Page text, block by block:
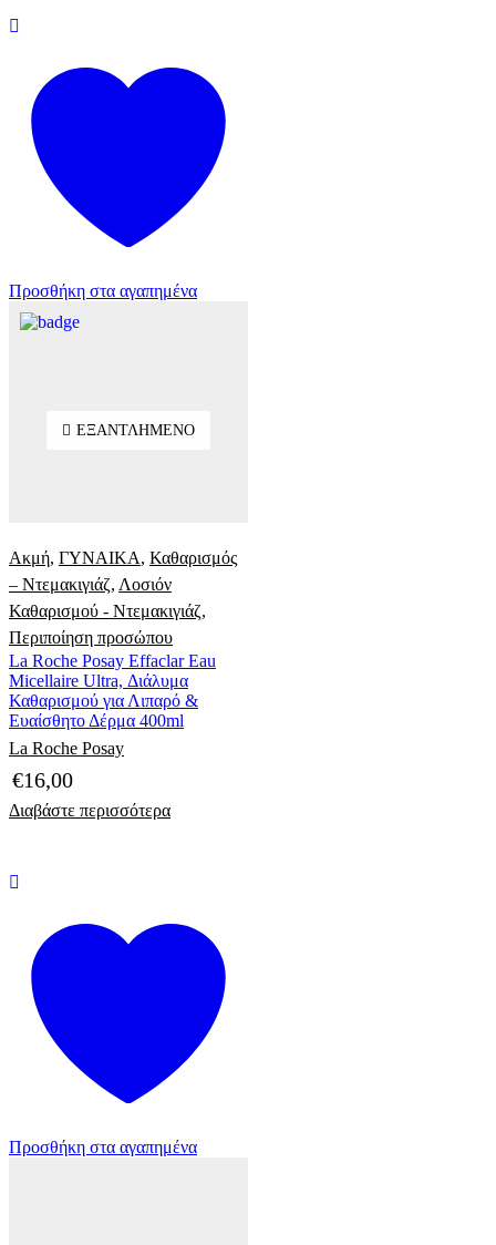
Προσθήκη στα αγαπημένα
ΕΞΑΝΤΛΗΜΈΝΟ
Ακμή, ΓΥΝΑΙΚΑ, Καθαρισμός
– Ντεμακιγιάζ, Λοσιόν
Καθαρισμού - Ντεμακιγιάζ,
Περιποίηση προσώπου
La Roche Posay Effaclar Eau
Micellaire Ultra, Διάλυμα
Καθαρισμού για Λιπαρό &
Ευαίσθητο Δέρμα 400ml
La Roche Posay
€16,00
Διαβάστε περισσότερα
Προσθήκη στα αγαπημένα